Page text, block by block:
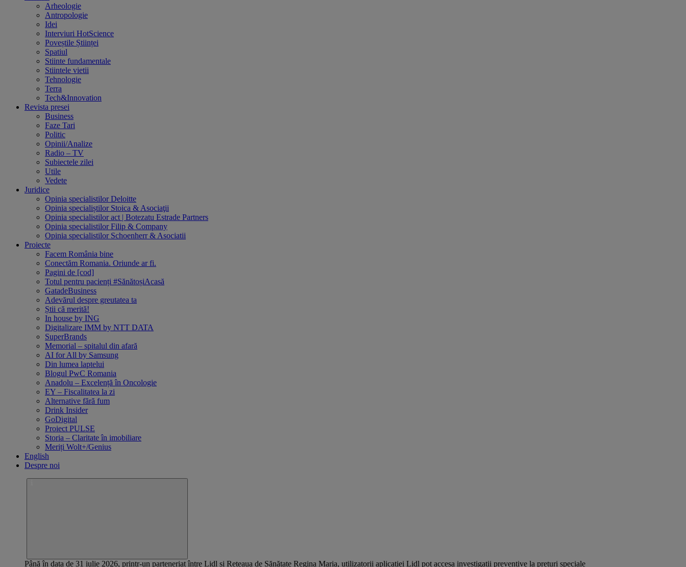
Arheologie
Antropologie
Idei
Interviuri HotScience
Poveștile Științei
Spatiul
Stiinte fundamentale
Stiintele vietii
Tehnologie
Terra
Tech&Innovation
Revista presei
Business
Faze Tari
Politic
Opinii/Analize
Radio – TV
Subiectele zilei
Utile
Vedete
Juridice
Opinia specialistilor Deloitte
Opinia specialiștilor Stoica & Asociaţii
Opinia specialistilor act | Botezatu Estrade Partners
Opinia specialistilor Filip & Company
Opinia specialistilor Schoenherr & Asociatii
Proiecte
Facem România bine
Conectăm Romania. Oriunde ar fi.
Pagini de [cod]
Totul pentru pacienți #SănătoșiAcasă
GatadeBusiness
Adevărul despre greutatea ta
Știi că merită!
In house by ING
Digitalizare IMM by NTT DATA
SuperBrands
Memorial – spitalul din afară
AI for All by Samsung
Din lumea laptelui
Blogul PwC Romania
Anadolu – Excelență în Oncologie
EY – Fiscalitatea la zi
Alternative fără fum
Drink Insider
GoDigital
Proiect PULSE
Storia – Claritate în imobiliare
Meriți Wolt+/Genius
English
Despre noi
Până în data de 31 iulie 2026, printr-un parteneriat între Lidl și Rețeaua de Sănătate Regina Maria, utilizatorii aplicației Lidl pot accesa investigații preventive la prețuri speciale